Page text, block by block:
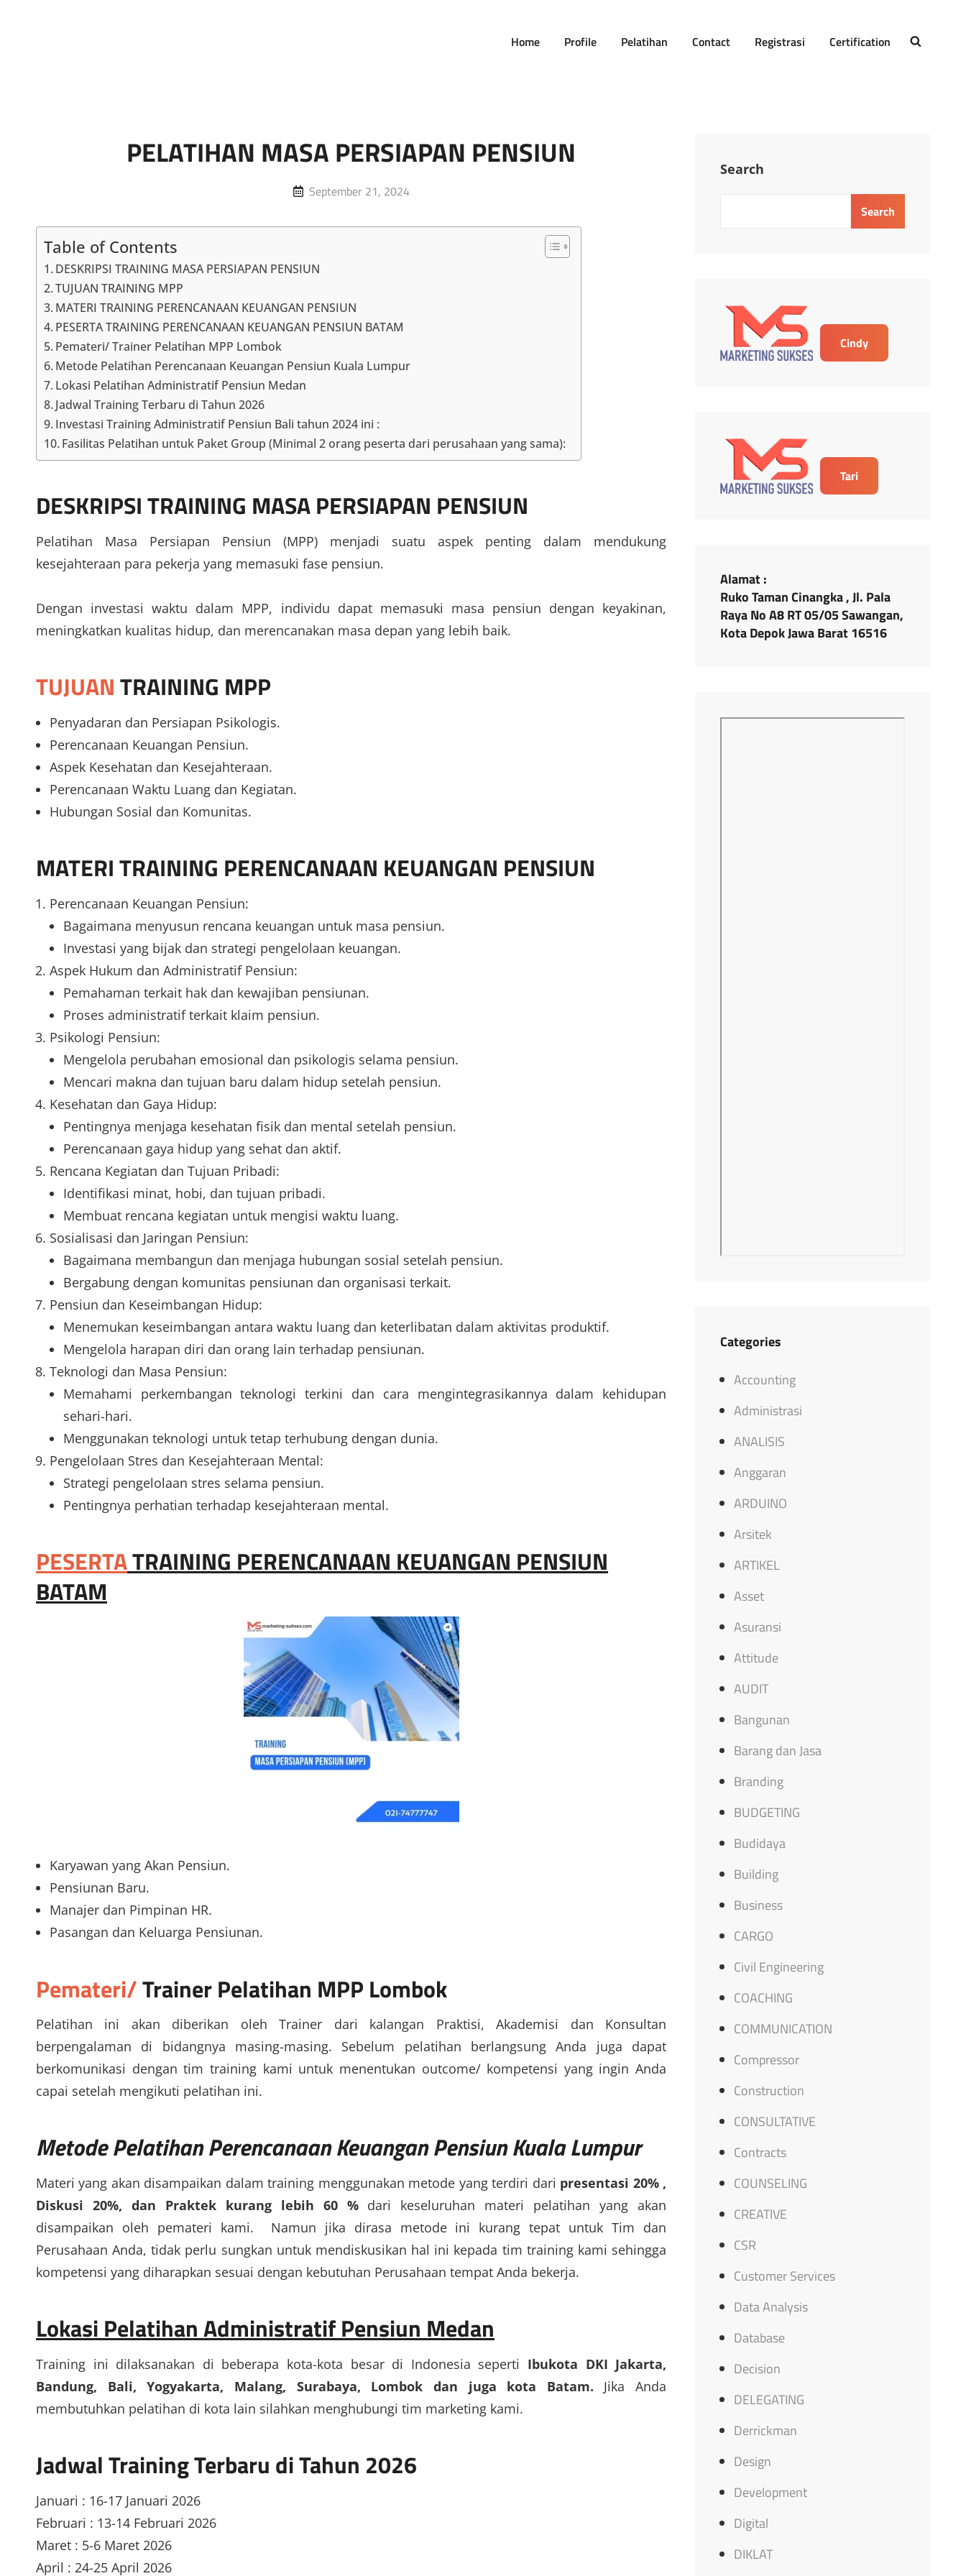
Home Profile Pelatihan Contact Registrasi Certification
PELATIHAN MASA PERSIAPAN PENSIUN
Posted
September 21, 2024
Table of Contents
DESKRIPSI TRAINING MASA PERSIAPAN PENSIUN
TUJUAN TRAINING MPP
MATERI TRAINING PERENCANAAN KEUANGAN PENSIUN
PESERTA TRAINING PERENCANAAN KEUANGAN PENSIUN BATAM
Pemateri/ Trainer Pelatihan MPP Lombok
Metode Pelatihan Perencanaan Keuangan Pensiun Kuala Lumpur
Lokasi Pelatihan Administratif Pensiun Medan
Jadwal Training Terbaru di Tahun 2026
Investasi Training Administratif Pensiun Bali tahun 2024 ini :
Fasilitas Pelatihan untuk Paket Group (Minimal 2 orang peserta dari perusahaan yang sama):
DESKRIPSITRAINING MASA PERSIAPAN PENSIUN
Pelatihan Masa Persiapan Pensiun (MPP) menjadi suatu aspek penting dalam mendukung
kesejahteraan para pekerja yang memasuki fase pensiun.
Dengan investasi waktu dalam MPP, individu dapat memasuki masa pensiun dengan keyakinan,
meningkatkan kualitas hidup, dan merencanakan masa depan yang lebih baik.
TUJUANTRAINING MPP
Penyadaran dan Persiapan Psikologis.
Perencanaan Keuangan Pensiun.
Aspek Kesehatan dan Kesejahteraan.
Perencanaan Waktu Luang dan Kegiatan.
Hubungan Sosial dan Komunitas.
MATERITRAINING PERENCANAAN KEUANGAN PENSIUN
Perencanaan Keuangan Pensiun:
Bagaimana menyusun rencana keuangan untuk masa pensiun.
Investasi yang bijak dan strategi pengelolaan keuangan.
Aspek Hukum dan Administratif Pensiun:
Pemahaman terkait hak dan kewajiban pensiunan.
Proses administratif terkait klaim pensiun.
Psikologi Pensiun:
Mengelola perubahan emosional dan psikologis selama pensiun.
Mencari makna dan tujuan baru dalam hidup setelah pensiun.
Kesehatan dan Gaya Hidup:
Pentingnya menjaga kesehatan fisik dan mental setelah pensiun.
Perencanaan gaya hidup yang sehat dan aktif.
Rencana Kegiatan dan Tujuan Pribadi:
Identifikasi minat, hobi, dan tujuan pribadi.
Membuat rencana kegiatan untuk mengisi waktu luang.
Sosialisasi dan Jaringan Pensiun:
Bagaimana membangun dan menjaga hubungan sosial setelah pensiun.
Bergabung dengan komunitas pensiunan dan organisasi terkait.
Pensiun dan Keseimbangan Hidup:
Menemukan keseimbangan antara waktu luang dan keterlibatan dalam aktivitas produktif.
Mengelola harapan diri dan orang lain terhadap pensiunan.
Teknologi dan Masa Pensiun:
Memahami perkembangan teknologi terkini dan cara mengintegrasikannya dalam kehidupan
sehari-hari.
Menggunakan teknologi untuk tetap terhubung dengan dunia.
Pengelolaan Stres dan Kesejahteraan Mental:
Strategi pengelolaan stres selama pensiun.
Pentingnya perhatian terhadap kesejahteraan mental.
PESERTATRAINING PERENCANAAN KEUANGAN PENSIUN
BATAM
Karyawan yang Akan Pensiun.
Pensiunan Baru.
Manajer dan Pimpinan HR.
Pasangan dan Keluarga Pensiunan.
Pemateri/TrainerPelatihan MPP Lombok
Pelatihan ini akan diberikan oleh Trainer dari kalangan Praktisi, Akademisi dan Konsultan
berpengalaman di bidangnya masing-masing. Sebelum pelatihan berlangsung Anda juga dapat
berkomunikasi dengan tim training kami untuk menentukan outcome/ kompetensi yang ingin Anda
capai setelah mengikuti pelatihan ini.
MetodePelatihan Perencanaan Keuangan Pensiun Kuala Lumpur
Materi yang akan disampaikan dalam training menggunakan metode yang terdiri dari presentasi 20% ,
Diskusi 20%, dan Praktek kurang lebih 60 %dari keseluruhan materi pelatihan yang akan
disampaikan oleh pemateri kami. Namun jika dirasa metode ini kurang tepat untuk Tim dan
Perusahaan Anda, tidak perlu sungkan untuk mendiskusikan hal ini kepada tim training kami sehingga
kompetensi yang diharapkan sesuai dengan kebutuhan Perusahaan tempat Anda bekerja.
Lokasi Pelatihan Administratif Pensiun Medan
Training ini dilaksanakan di beberapa kota-kota besar di Indonesia seperti Ibukota DKI Jakarta,
Bandung, Bali, Yogyakarta, Malang, Surabaya, Lombok dan juga kota Batam. Jika Anda
membutuhkan pelatihan di kota lain silahkan menghubungi tim marketing kami.
Jadwal Training Terbaru di Tahun 2026
Januari : 16-17 Januari 2026
Februari : 13-14 Februari 2026
Maret : 5-6 Maret 2026
April : 24-25 April 2026
Search
Search
Cindy
Tari
Alamat :
Ruko Taman Cinangka , Jl. Pala
Raya No A8 RT 05/05 Sawangan,
Kota Depok Jawa Barat 16516
Categories
Accounting
Administrasi
ANALISIS
Anggaran
ARDUINO
Arsitek
ARTIKEL
Asset
Asuransi
Attitude
AUDIT
Bangunan
Barang dan Jasa
Branding
BUDGETING
Budidaya
Building
Business
CARGO
Civil Engineering
COACHING
COMMUNICATION
Compressor
Construction
CONSULTATIVE
Contracts
COUNSELING
CREATIVE
CSR
Customer Services
Data Analysis
Database
Decision
DELEGATING
Derrickman
Design
Development
Digital
DIKLAT